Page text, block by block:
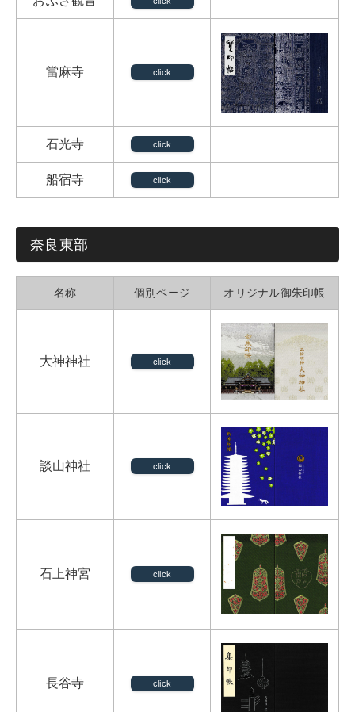
當麻寺 click
石光寺 click
船宿寺 click
奈良東部
名称 個別ページ オリジナル御朱印帳
大神神社 click
談山神社 click
石上神宮 click
長谷寺 click